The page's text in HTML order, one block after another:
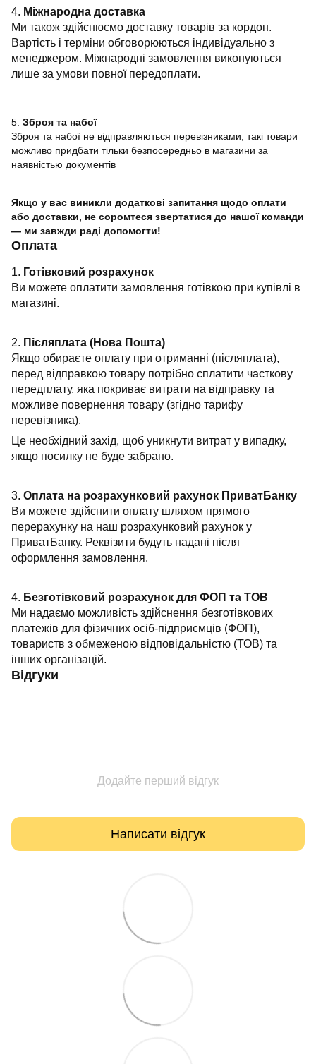
4. Міжнародна доставка
Ми також здійснюємо доставку товарів за кордон.
Вартість і терміни обговорюються індивідуально з
менеджером. Міжнародні замовлення виконуються
лише за умови повної передоплати.
5. Зброя та набої
Зброя та набої не відправляються перевізниками, такі товари
можливо придбати тільки безпосередньо в магазини за
наявністью документів
Якщо у вас виникли додаткові запитання щодо оплати
або доставки, не соромтеся звертатися до нашої команди
— ми завжди раді допомогти!
Оплата
1. Готівковий розрахунок
Ви можете оплатити замовлення готівкою при купівлі в
магазині.
2. Післяплата (Нова Пошта)
Якщо обираєте оплату при отриманні (післяплата),
перед відправкою товару потрібно сплатити часткову
передплату, яка покриває витрати на відправку та
можливе повернення товару (згідно тарифу
перевізника).
Це необхідний захід, щоб уникнути витрат у випадку,
якщо посилку не буде забрано.
3. Оплата на розрахунковий рахунок ПриватБанку
Ви можете здійснити оплату шляхом прямого
перерахунку на наш розрахунковий рахунок у
ПриватБанку. Реквізити будуть надані після
оформлення замовлення.
4. Безготівковий розрахунок для ФОП та ТОВ
Ми надаємо можливість здійснення безготівкових
платежів для фізичних осіб-підприємців (ФОП),
товариств з обмеженою відповідальністю (ТОВ) та
інших організацій.
Відгуки
Додайте перший відгук
Написати відгук